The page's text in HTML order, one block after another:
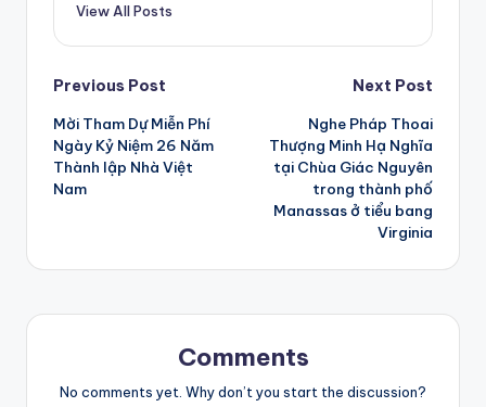
View All Posts
Post
navigation
Previous Post
Mời Tham Dự Miễn Phí
Ngày Kỷ Niệm 26 Năm
Thành lập Nhà Việt
Nam
Next Post
Nghe Pháp Thoai
Thượng Minh Hạ Nghĩa
tại Chùa Giác Nguyên
trong thành phố
Manassas ở tiểu bang
Virginia
Comments
No comments yet. Why don’t you start the discussion?